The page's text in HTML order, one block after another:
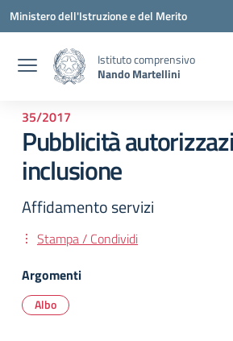
Vai ai contenuti
Vai al menu di navigazione
Vai al footer
Ministero dell'Istruzione e del Merito
Istituto comprensivo
Nando Martellini
35/2017
Pubblicità
inclusione
Affidamento servizi
Stampa / Condividi
Argomenti
Albo